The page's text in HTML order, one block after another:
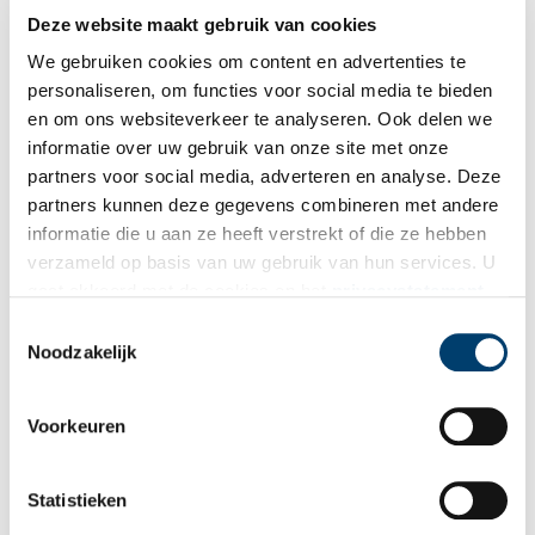
Deze website maakt gebruik van cookies
We gebruiken cookies om content en advertenties te
personaliseren, om functies voor social media te bieden
en om ons websiteverkeer te analyseren. Ook delen we
informatie over uw gebruik van onze site met onze
partners voor social media, adverteren en analyse. Deze
partners kunnen deze gegevens combineren met andere
informatie die u aan ze heeft verstrekt of die ze hebben
verzameld op basis van uw gebruik van hun services. U
Noodzakelijk
Voorkeuren
Statistieken